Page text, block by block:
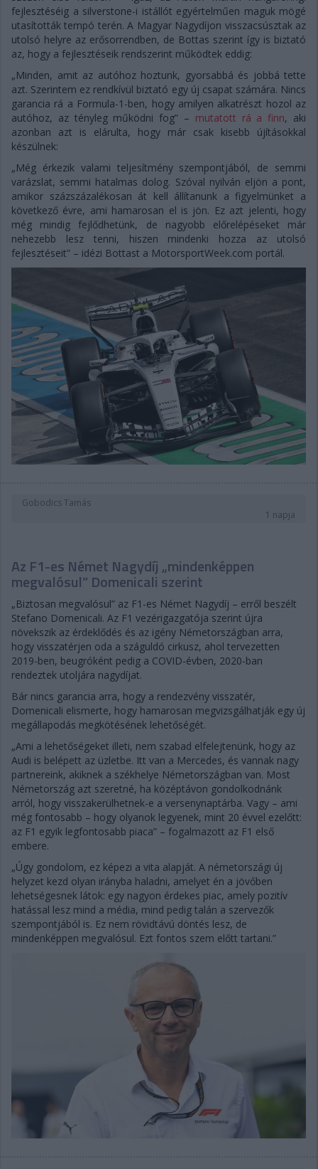
fejlesztéséig a silverstone-i istállót egyértelműen maguk mögé
utasították tempó terén. A Magyar Nagydíjon visszacsúsztak az
utolsó helyre az erősorrendben, de Bottas szerint így is biztató
az, hogy a fejlesztéseik rendszerint működtek eddig:
„Minden, amit az autóhoz hoztunk, gyorsabbá és jobbá tette
azt. Szerintem ez rendkívül biztató egy új csapat számára. Nincs
garancia rá a Formula-1-ben, hogy amilyen alkatrészt hozol az
autóhoz, az tényleg működni fog” – mutatott rá a finn, aki
azonban azt is elárulta, hogy már csak kisebb újításokkal
készülnek:
„Még érkezik valami teljesítmény szempontjából, de semmi
varázslat, semmi hatalmas dolog. Szóval nyilván eljön a pont,
amikor százszázalékosan át kell állítanunk a figyelmünket a
következő évre, ami hamarosan el is jön. Ez azt jelenti, hogy
még mindig fejlődhetünk, de nagyobb előrelépéseket már
nehezebb lesz tenni, hiszen mindenki hozza az utolsó
fejlesztéseit” – idézi Bottast a MotorsportWeek.com portál.
Gobodics Tamás
1 napja
Az F1-es Német Nagydíj „mindenképpen
megvalósul” Domenicali szerint
„Biztosan megvalósul” az F1-es Német Nagydíj – erről beszélt
Stefano Domenicali. Az F1 vezérigazgatója szerint újra
növekszik az érdeklődés és az igény Németországban arra,
hogy visszatérjen oda a száguldó cirkusz, ahol tervezetten
2019-ben, beugróként pedig a COVID-évben, 2020-ban
rendeztek utoljára nagydíjat.
Bár nincs garancia arra, hogy a rendezvény visszatér,
Domenicali elismerte, hogy hamarosan megvizsgálhatják egy új
megállapodás megkötésének lehetőségét.
„Ami a lehetőségeket illeti, nem szabad elfelejtenünk, hogy az
Audi is belépett az üzletbe. Itt van a Mercedes, és vannak nagy
partnereink, akiknek a székhelye Németországban van. Most
Németország azt szeretné, ha középtávon gondolkodnánk
arról, hogy visszakerülhetnek-e a versenynaptárba. Vagy – ami
még fontosabb – hogy olyanok legyenek, mint 20 évvel ezelőtt:
az F1 egyik legfontosabb piaca” – fogalmazott az F1 első
embere.
„Úgy gondolom, ez képezi a vita alapját. A németországi új
helyzet kezd olyan irányba haladni, amelyet én a jövőben
lehetségesnek látok: egy nagyon érdekes piac, amely pozitív
hatással lesz mind a média, mind pedig talán a szervezők
szempontjából is. Ez nem rövidtávú döntés lesz, de
mindenképpen megvalósul. Ezt fontos szem előtt tartani.”